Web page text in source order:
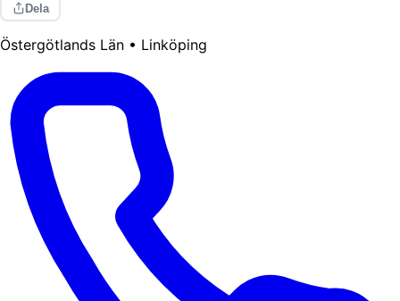
Dela
Östergötlands Län • Linköping